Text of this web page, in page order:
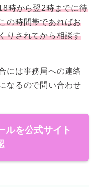
時から翌2時までに待
の時間帯であればお
りされてから相談す
には事務局への連絡
なるので問い合わせ
ルを公式サイト